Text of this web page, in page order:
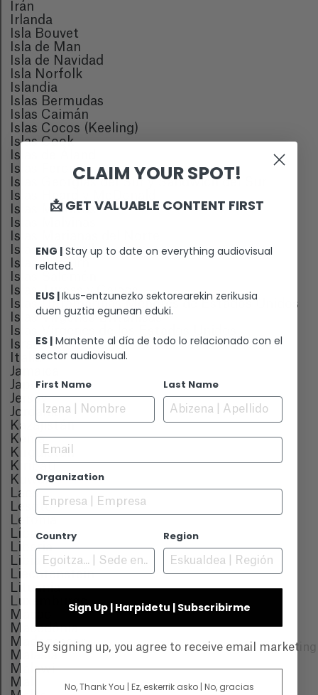
Irán
Irlanda
Isla Bouvet
Isla de Man
Isla de Navidad
Isla Norfolk
Islandia
Islas Bermudas
Islas Caimán
Islas Cocos (Keeling)
Islas Cook
Islas de Åland
Islas Feroe
Islas Georgias del Sur y Sandwich del Sur
Islas Heard y McDonald
Islas Maldivas
Islas Malvinas
Islas Marianas del Norte
Islas Marshall
Islas Pitcairn
Islas Salomón
Islas Turcas y Caicos
Islas Ultramarinas Menores de Estados Unidos
Islas Vírgenes Británicas
Islas Vírgenes de los Estados Unidos
Israel
Italia
Jamaica
Japón
Jersey
Jordania
Kazajistán
Kenia
Kirguistán
Kiribati
Kuwait
Laos
Lesoto
Letonia
Líbano
Liberia
Libia
Liechtenstein
Lituania
Luxemburgo
Macao
Macedônia
Madagascar
Malasia
Malawi
Mali
CLAIM YOUR SPOT!
📩 GET VALUABLE CONTENT FIRST
ENG | Stay up to date on everything audiovisual
related.
EUS |Ikus-entzunezko sektorearekin zerikusia
duen guztia egunean eduki.
ES | Mantente al día de todo lo relacionado con el
sector audiovisual.
First Name Last Name
Email
Organization
Country Region
Sign Up | Harpidetu | Subscribirme
By signing up, you agree to receive email
No, Thank You | Ez, eskerrik asko | No, gracias